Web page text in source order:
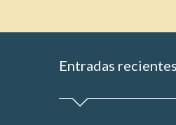
Entradas recientes